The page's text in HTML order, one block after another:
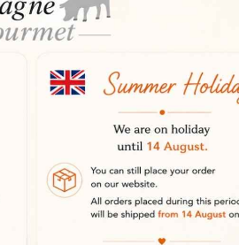
Prezentat într-
într-un format
una dintre cele
selecției sale